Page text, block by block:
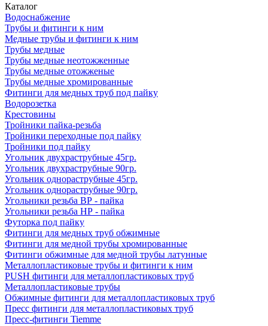
Каталог
Водоснабжение
Трубы и фитинги к ним
Медные трубы и фитинги к ним
Трубы медные
Трубы медные неотожженные
Трубы медные отожженые
Трубы медные хромированные
Фитинги для медных труб под пайку
Водорозетка
Крестовины
Тройники пайка-резьба
Тройники переходные под пайку
Тройники под пайку
Угольник двухраструбные 45гр.
Угольник двухраструбные 90гр.
Угольник однораструбные 45гр.
Угольник однораструбные 90гр.
Угольники резьба ВР - пайка
Угольники резьба НР - пайка
Футорка под пайку
Фитинги для медных труб обжимные
Фитинги для медной трубы хромированные
Фитинги обжимные для медной трубы латунные
Металлопластиковые трубы и фитинги к ним
PUSH фитинги для металлопластиковых труб
Металлопластиковые трубы
Обжимные фитинги для металлопластиковых труб
Пресс фитинги для металлопластиковых труб
Пресс-фитинги Tiemme